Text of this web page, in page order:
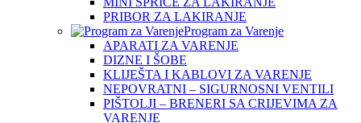
PRIBOR ZA LAKIRANJE
Program za Varenje
APARATI ZA VARENJE
DIZNE I ŠOBE
KLIJEŠTA I KABLOVI ZA VARENJE
NEPOVRATNI – SIGURNOSNI VENTILI
PIŠTOLJI – BRENERI SA CRIJEVIMA ZA
VARENJE